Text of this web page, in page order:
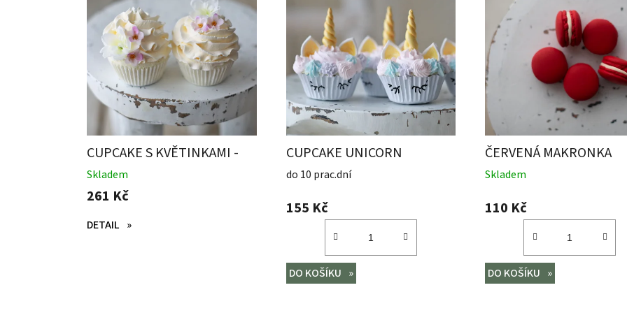
CUPCAKE S KVĚTINKAMI -
SADA 2 KUSY
Skladem
261 Kč
DETAIL
CUPCAKE UNICORN
do 10 prac.dní
155 Kč
DO KOŠÍKU
ČERVENÁ MAKRONKA
Skladem
110 Kč
DO KOŠÍKU